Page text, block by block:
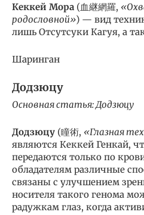
Кеккей Мора (血継網羅,
родословной») — вид
лишь Отсутсуки Кагуя, а
Шаринган
Додзюцу
Основная статья: Додзюцу
Додзюцу (瞳術, «Глазная
являются Кеккей Генкай,
передаются только по
обладателям различные
связаны с улучшением
носителя такого генома
радужкам глаз, когда